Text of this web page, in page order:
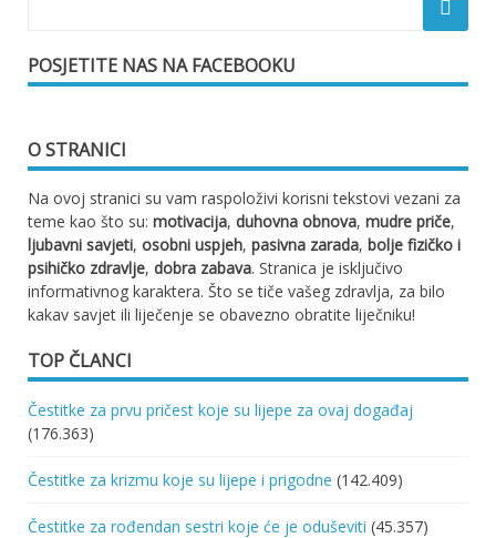
POSJETITE NAS NA FACEBOOKU
O STRANICI
Na ovoj stranici su vam raspoloživi korisni tekstovi vezani za
teme kao što su: motivacija, duhovna obnova, mudre priče,
ljubavni savjeti, osobni uspjeh, pasivna zarada, bolje fizičko i
psihičko zdravlje, dobra zabava. Stranica je isključivo
informativnog karaktera. Što se tiče vašeg zdravlja, za bilo
kakav savjet ili liječenje se obavezno obratite liječniku!
TOP ČLANCI
Čestitke za prvu pričest koje su lijepe za ovaj događaj
(176.363)
Čestitke za krizmu koje su lijepe i prigodne (142.409)
Čestitke za rođendan sestri koje će je oduševiti (45.357)